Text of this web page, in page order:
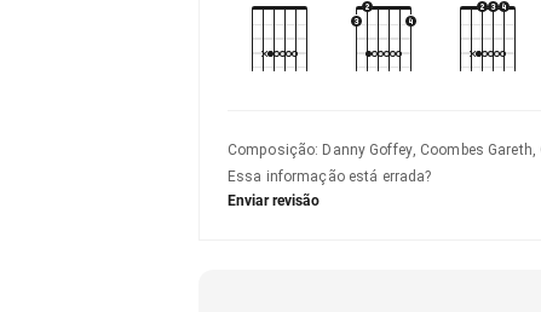
Composição: Danny Goffey, Coombes
Essa informação está errada?
Enviar revisão